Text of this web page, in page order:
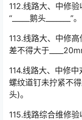
112.线路大、中修
“_____鹅头_______”。
113.线路大、中修
差不得大于
114.线路大、中修
螺纹道钉未拧紧不得
头)。
115.线路综合维修